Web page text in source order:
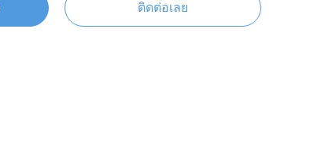
ติดต่อเลย